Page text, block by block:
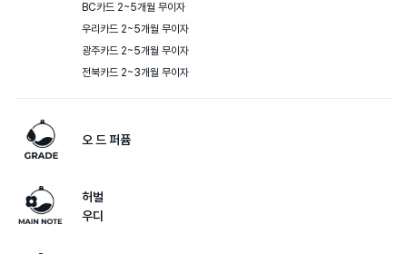
BC카드 2~5개월 무이자
우리카드 2~5개월 무이자
광주카드 2~5개월 무이자
전북카드 2~3개월 무이자
오 드 퍼퓸
허벌
우디